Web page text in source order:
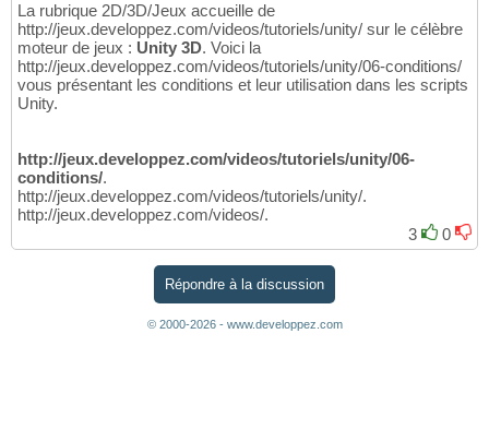
La rubrique 2D/3D/Jeux accueille de
http://jeux.developpez.com/videos/tutoriels/unity/ sur le célèbre
moteur de jeux : Unity 3D. Voici la
http://jeux.developpez.com/videos/tutoriels/unity/06-conditions/
vous présentant les conditions et leur utilisation dans les scripts
Unity.
http://jeux.developpez.com/videos/tutoriels/unity/06-
conditions/.
http://jeux.developpez.com/videos/tutoriels/unity/.
http://jeux.developpez.com/videos/.
3
0
Répondre à la discussion
© 2000-2026 - www.developpez.com